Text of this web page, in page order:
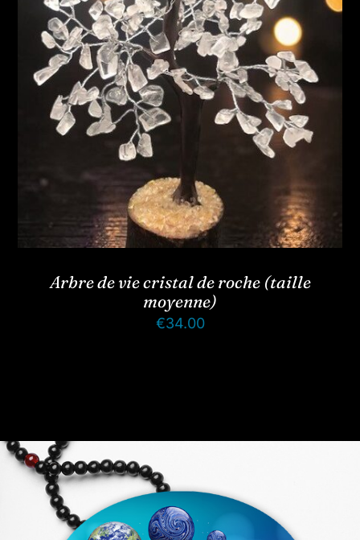
Arbre de vie cristal de roche (taille
moyenne)
€34.00